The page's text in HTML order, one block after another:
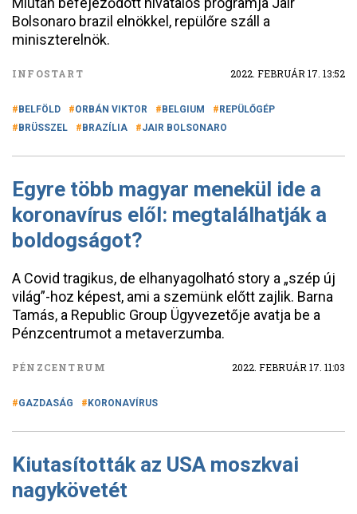
Bolsonaro brazil elnökkel, repülőre száll a
miniszterelnök.
INFOSTART 2022. FEBRUÁR 17. 13:52
BELFÖLD ORBÁN VIKTOR BELGIUM
REPÜLŐGÉP
BRÜSSZEL
BRAZÍLIA JAIR BOLSONARO
Egyre több magyar menekül ide a
koronavírus elől: megtalálhatják a
boldogságot?
A Covid tragikus, de elhanyagolható story a „szép új
világ”-hoz képest, ami a szemünk előtt zajlik. Barna
Tamás, a Republic Group Ügyvezetője avatja be a
Pénzcentrumot a metaverzumba.
PÉNZCENTRUM 2022. FEBRUÁR 17. 11:03
GAZDASÁG KORONAVÍRUS
Kiutasították az USA moszkvai
nagykövetét